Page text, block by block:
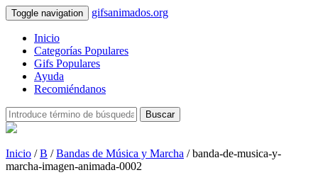
Toggle navigation gifsanimados.org
Inicio
Categorías Populares
Gifs Populares
Ayuda
Recomiéndanos
Buscar
Inicio /B /Bandas de Música y Marcha / banda-de-musica-y-
marcha-imagen-animada-0002